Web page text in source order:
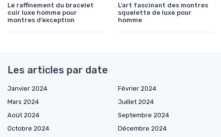
Le raffinement du bracelet
cuir luxe homme pour
montres d’exception
L’art fascinant des montres
squelette de luxe pour
homme
Les articles par date
Janvier 2024
Février 2024
Mars 2024
Juillet 2024
Août 2024
Septembre 2024
Octobre 2024
Décembre 2024